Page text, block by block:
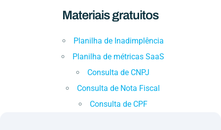
Materiais gratuitos
Planilha de Inadimplência
Planilha de métricas SaaS
Consulta de CNPJ
Consulta de Nota Fiscal
Consulta de CPF